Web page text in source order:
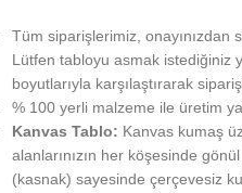
Tüm siparişlerimiz, onayınızdan
Lütfen tabloyu asmak istediğiniz
boyutlarıyla karşılaştırarak
% 100 yerli malzeme ile üretim
Kanvas Tablo: Kanvas kumaş
alanlarınızın her köşesinde
(kasnak) sayesinde çerçevesiz